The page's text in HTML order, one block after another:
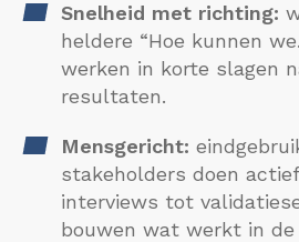
Snelheid met richting:
heldere “Hoe kunnen
werken in korte slagen
resultaten.
Mensgericht:
stakeholders doen
interviews tot
bouwen wat werkt in de